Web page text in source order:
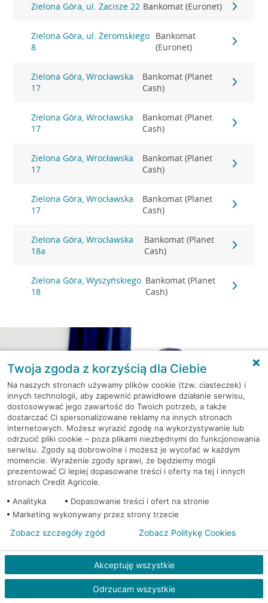
Zielona Góra, ul. Zacisze 22 Bankomat (Euronet)
Zielona Góra, ul. Żeromskiego
8
Bankomat
(Euronet)
Zielona Góra, Wrocławska
17
Bankomat (Planet
Cash)
Zielona Góra, Wrocławska
17
Bankomat (Planet
Cash)
Zielona Góra, Wrocławska
17
Bankomat (Planet
Cash)
Zielona Góra, Wrocławska
17
Bankomat (Planet
Cash)
Zielona Góra, Wrocławska
18a
Bankomat (Planet
Cash)
Zielona Góra, Wyszyńskiego
18
Bankomat (Planet
Cash)
Kredyt gotówkowy na Twoje
wakacyjne plany
Weź kredyt na to co ważne. Twoje marzenia
nie muszą czekać!
RRSO: 9,6%
WEŹ KREDYT NOTA PRAWNA
Twoja zgoda z korzyścią dla Ciebie
Na naszych stronach używamy plików cookie (tzw. ciasteczek) i
innych technologii, aby zapewnić prawidłowe działanie serwisu,
dostosowywać jego zawartość do Twoich potrzeb, a także
dostarczać Ci spersonalizowane reklamy na innych stronach
internetowych. Możesz wyrazić zgodę na wykorzystywanie lub
odrzucić pliki cookie – poza plikami niezbędnymi do funkcjonowania
serwisu. Zgody są dobrowolne i możesz je wycofać w każdym
momencie. Wyrażenie zgody sprawi, że będziemy mogli
prezentować Ci lepiej dopasowane treści i oferty na tej i innych
stronach Credit Agricole.
Analityka
Dopasowanie treści i ofert na stronie
Marketing wykonywany przez strony trzecie
Akceptuję wszystkie
Odrzucam wszystkie
Zobacz szczegóły zgód Zobacz Politykę Cookies